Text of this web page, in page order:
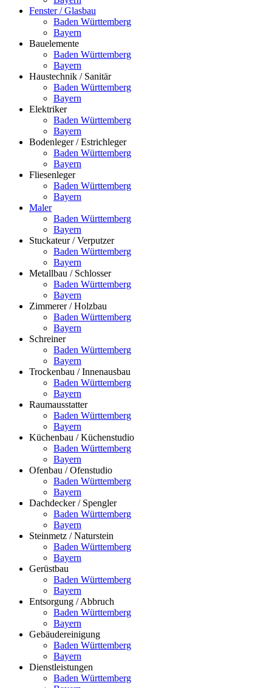
Fenster / Glasbau
Baden Württemberg
Bayern
Bauelemente
Baden Württemberg
Bayern
Haustechnik / Sanitär
Baden Württemberg
Bayern
Elektriker
Baden Württemberg
Bayern
Bodenleger / Estrichleger
Baden Württemberg
Bayern
Fliesenleger
Baden Württemberg
Bayern
Maler
Baden Württemberg
Bayern
Stuckateur / Verputzer
Baden Württemberg
Bayern
Metallbau / Schlosser
Baden Württemberg
Bayern
Zimmerer / Holzbau
Baden Württemberg
Bayern
Schreiner
Baden Württemberg
Bayern
Trockenbau / Innenausbau
Baden Württemberg
Bayern
Raumausstatter
Baden Württemberg
Bayern
Küchenbau / Küchenstudio
Baden Württemberg
Bayern
Ofenbau / Ofenstudio
Baden Württemberg
Bayern
Dachdecker / Spengler
Baden Württemberg
Bayern
Steinmetz / Naturstein
Baden Württemberg
Bayern
Gerüstbau
Baden Württemberg
Bayern
Entsorgung / Abbruch
Baden Württemberg
Bayern
Gebäudereinigung
Baden Württemberg
Bayern
Dienstleistungen
Baden Württemberg